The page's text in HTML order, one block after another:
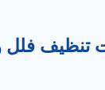
تنظيف